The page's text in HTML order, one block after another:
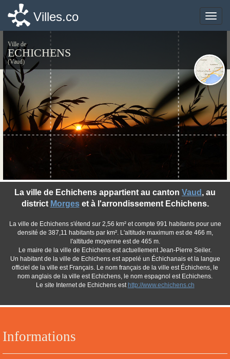
Toggle
Villes.co
Ville de
ECHICHENS
(Vaud)
Informations
La ville de Echichens appartient au canton Vaud , au
district Morgeset à l'arrondissement Echichens.
La ville de Echichens s'étend sur 2,56 km² et compte 991 habitants pour une
densité de 387,11 habitants par km². L'altitude maximum est de 466 m,
l'altitude moyenne est de 465 m.
Le maire de la ville de Echichens est actuellement Jean-Pierre Seiler.
Un habitant de la ville de Echichens est appelé un Échichanais et la langue
officiel de la ville est Français. Le nom français de la ville est Échichens, le
nom anglais de la ville est Echichens, le nom espagnol est Echichens.
Le site Internet de Echichens est http://www.echichens.ch
Toggle
Villes.co